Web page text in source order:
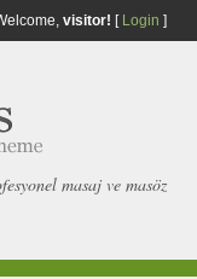
visitor! [ Login ]
masaj ve masöz